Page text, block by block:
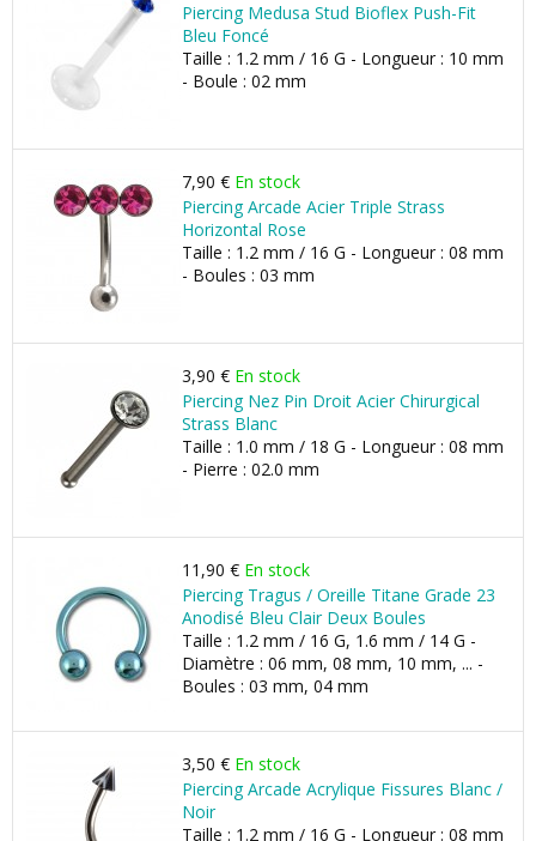
Piercing Medusa Stud Bioflex Push-Fit
Bleu Foncé
Taille : 1.2 mm / 16 G - Longueur : 10 mm
- Boule : 02 mm
7,90 € En stock
Piercing Arcade Acier Triple Strass
Horizontal Rose
Taille : 1.2 mm / 16 G - Longueur : 08 mm
- Boules : 03 mm
3,90 € En stock
Piercing Nez Pin Droit Acier Chirurgical
Strass Blanc
Taille : 1.0 mm / 18 G - Longueur : 08 mm
- Pierre : 02.0 mm
11,90 € En stock
Piercing Tragus / Oreille Titane Grade 23
Anodisé Bleu Clair Deux Boules
Taille : 1.2 mm / 16 G, 1.6 mm / 14 G -
Diamètre : 06 mm, 08 mm, 10 mm, ... -
Boules : 03 mm, 04 mm
3,50 € En stock
Piercing Arcade Acrylique Fissures Blanc /
Noir
Taille : 1.2 mm / 16 G - Longueur : 08 mm